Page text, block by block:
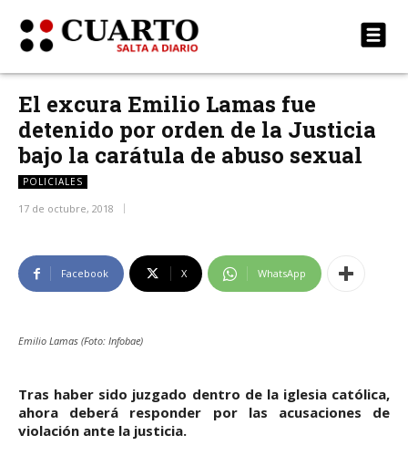
El excura Emilio Lamas fue
detenido por orden de la Justicia
bajo la carátula de abuso sexual
POLICIALES
17 de octubre, 2018
Facebook X WhatsApp
Emilio Lamas (Foto: Infobae)
Tras haber sido juzgado dentro de la iglesia católica,
ahora deberá responder por las acusaciones de
violación ante la justicia.